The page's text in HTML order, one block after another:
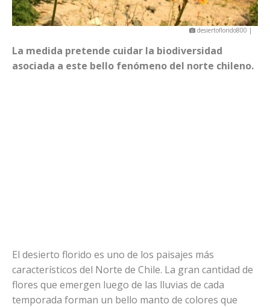
desiertoflorido800 |
La medida pretende cuidar la biodiversidad
asociada a este bello fenómeno del norte chileno.
El desierto florido es uno de los paisajes más
característicos del Norte de Chile. La gran cantidad de
flores que emergen luego de las lluvias de cada
temporada forman un bello manto de colores que